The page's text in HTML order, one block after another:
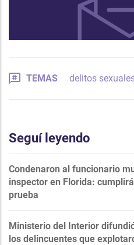
TEMAS delitos
Seguí leyendo
Condenaron al funcionario
inspector en Florida:
prueba
Ministerio del Interior
los delincuentes que